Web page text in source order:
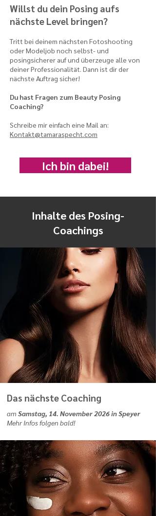
Willst du dein Posing aufs
nächste Level bringen?
Tritt bei deinem nächsten Fotoshooting
oder Modeljob noch selbst- und
posingsicherer auf und überzeuge alle von
deiner Professionalität. Dann ist dir der
nächste Auftrag sicher!
Du hast Fragen zum Beauty Posing
Coaching?
Schreibe mir einfach eine Mail an:
Kontakt@tamaraspecht.com
Ich bin dabei!
Inhalte des Posing-
Coachings
Das nächste Coaching
am Samstag, 14. November 2026 in Speyer
Mehr Infos folgen bald!